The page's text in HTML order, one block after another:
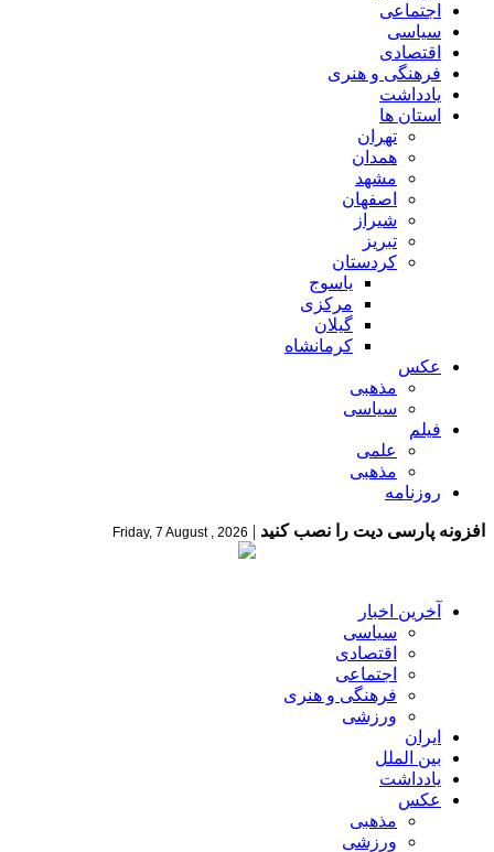
اجتماعی
سیاسی
اقتصادی
فرهنگی و هنری
یادداشت
استان ها
تهران
همدان
مشهد
اصفهان
شیراز
تبریز
کردستان
یاسوج
مرکزی
گیلان
کرمانشاه
عکس
مذهبی
سیاسی
فیلم
علمی
مذهبی
روزنامه
افزونه پارسی دیت را نصب کنید |
Friday, 7 August , 2026
آخرین اخبار
سیاسی
اقتصادی
اجتماعی
فرهنگی و هنری
ورزشی
ایران
بین الملل
یادداشت
عکس
مذهبی
ورزشی